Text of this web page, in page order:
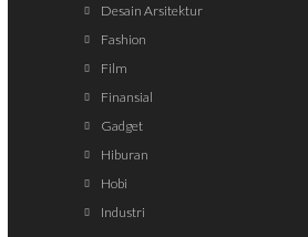
Desain Arsitektur
Fashion
Film
Finansial
Gadget
Hiburan
Hobi
Industri